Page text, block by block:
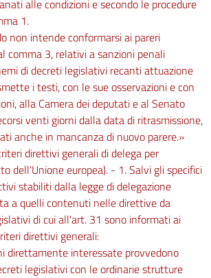
alle condizioni e secondo le procedure
1.
non intende conformarsi ai pareri
comma 3, relativi a sanzioni penali
di decreti legislativi recanti attuazione
i testi, con le sue osservazioni e con
alla Camera dei deputati e al Senato
venti giorni dalla data di ritrasmissione,
anche in mancanza di nuovo parere.»
direttivi generali di delega per
dell'Unione europea). - 1. Salvi gli specifici
stabiliti dalla legge di delegazione
a quelli contenuti nelle direttive da
di cui all'art. 31 sono informati ai
direttivi generali:
direttamente interessate provvedono
legislativi con le ordinarie strutture